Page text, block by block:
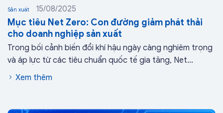
Sản xuất 15/08/2025
Mục tiêu Net Zero: Con đường giảm phát thải
cho doanh nghiệp sản xuất
Trong bối cảnh biến đổi khí hậu ngày càng nghiêm trọng
và áp lực từ các tiêu chuẩn quốc tế gia tăng, Net...
Xem thêm